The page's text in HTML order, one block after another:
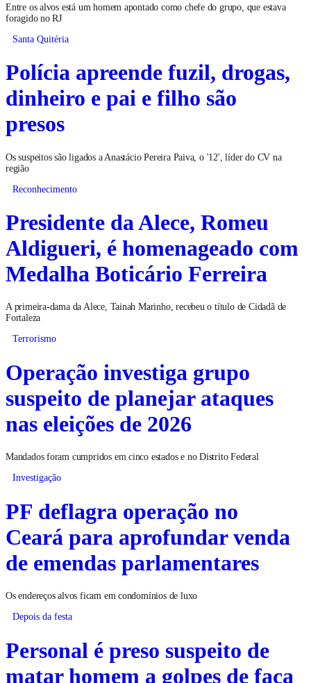
Entre os alvos está um homem apontado como chefe do grupo, que estava
foragido no RJ
Santa Quitéria
Polícia apreende fuzil, drogas,
dinheiro e pai e filho são
presos
Os suspeitos são ligados a Anastácio Pereira Paiva, o '12', líder do CV na
região
Reconhecimento
Presidente da Alece, Romeu
Aldigueri, é homenageado com
Medalha Boticário Ferreira
A primeira-dama da Alece, Tainah Marinho, recebeu o título de Cidadã de
Fortaleza
Terrorismo
Operação investiga grupo
suspeito de planejar ataques
nas eleições de 2026
Mandados foram cumpridos em cinco estados e no Distrito Federal
Investigação
PF deflagra operação no
Ceará para aprofundar venda
de emendas parlamentares
Os endereços alvos ficam em condomínios de luxo
Depois da festa
Personal é preso suspeito de
matar homem a golpes de faca